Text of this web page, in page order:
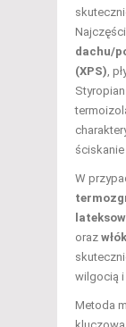
dachu/
(XPS) ,
W
oraz
wilgocią i
Metoda